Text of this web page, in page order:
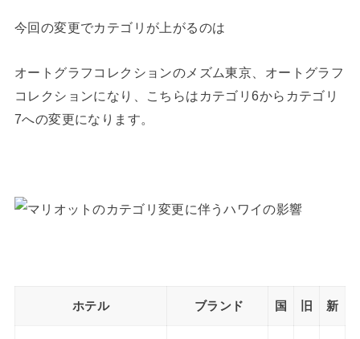
今回の変更でカテゴリが上がるのは
オートグラフコレクションのメズム東京、オートグラフ
コレクションになり、こちらはカテゴリ6からカテゴリ
7への変更になります。
ホテル ブランド 国 旧 新